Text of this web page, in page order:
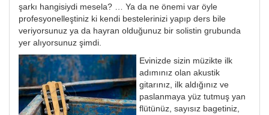
şarkı hangisiydi mesela? … Ya da ne önemi var öyle
profesyonelleştiniz ki kendi bestelerinizi yapıp ders bile
veriyorsunuz ya da hayran olduğunuz bir solistin grubunda
yer alıyorsunuz şimdi.
Evinizde sizin müzikte ilk
adımınız olan akustik
gitarınız, ilk aldığınız ve
paslanmaya yüz tutmuş yan
flütünüz, sayısız bagetiniz,